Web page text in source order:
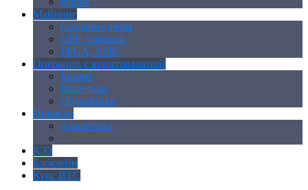
Майнинг
Создание ферм
GPU майнинг
FPGA, ASIC
Операции с криптовалютой
Биржи
Кошельки
Обменники
Новости
Аналитика
ICO
Блокчейн
Курс BTC